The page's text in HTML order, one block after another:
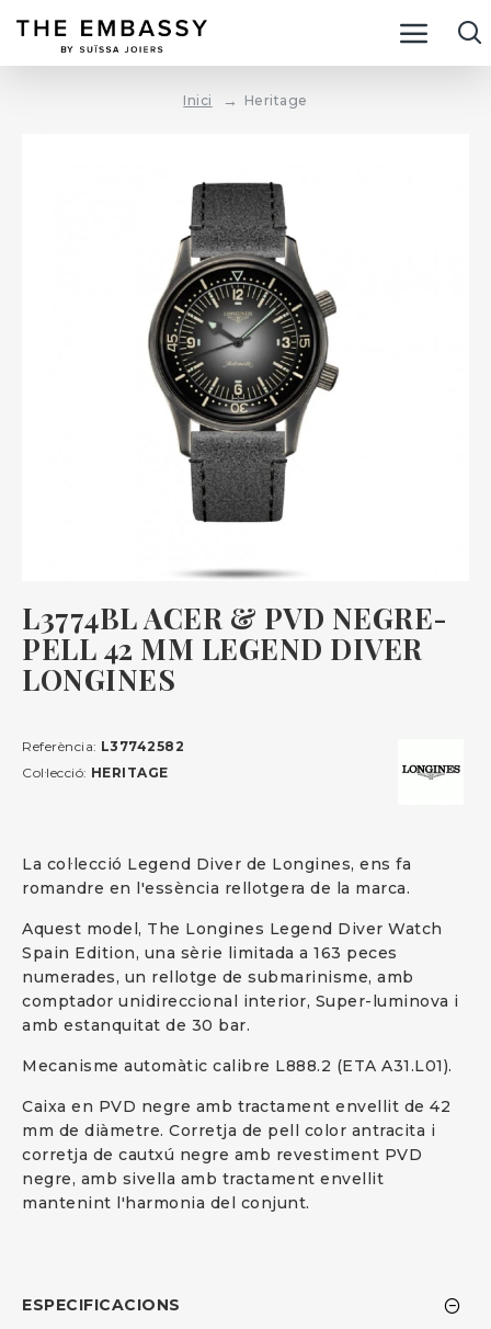
Inici Heritage
L3774BL ACER & PVD NEGRE-
PELL 42 MM LEGEND DIVER
LONGINES
La col·lecció Legend Diver de Longines, ens fa
romandre en l'essència rellotgera de la marca.
Aquest model, The Longines Legend Diver Watch
Spain Edition, una sèrie limitada a 163 peces
numerades, un rellotge de submarinisme, amb
comptador unidireccional interior, Super-luminova i
amb estanquitat de 30 bar.
Mecanisme automàtic calibre L888.2 (ETA A31.L01).
Caixa en PVD negre amb tractament envellit de 42
mm de diàmetre. Corretja de pell color antracita i
corretja de cautxú negre amb revestiment PVD
negre, amb sivella amb tractament envellit
mantenint l'harmonia del conjunt.
ESPECIFICACIONS
Referència: L37742582
Col·lecció: HERITAGE